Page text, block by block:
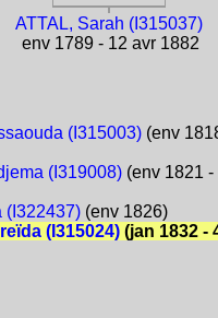
ATTAL, Sarah (I315037)
env 1789 - 12 avr 1882
(I315003)(env
(I319008)(env 1821 -
(I322437)(env 1826)
(I315024)(jan 1832 -